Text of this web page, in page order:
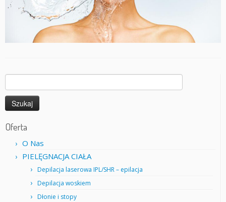
Oferta
O Nas
PIELĘGNACJA CIAŁA
Depilacja laserowa IPL/SHR – epilacja
Depilacja woskiem
Dłonie i stopy